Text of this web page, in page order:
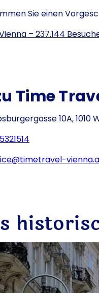
Sie einen
– 237.144
Time
10A, 1010